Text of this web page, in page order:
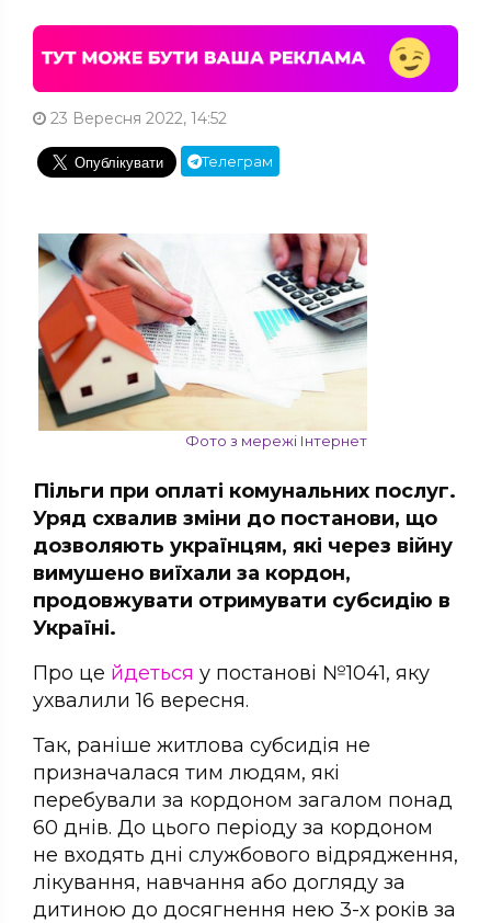
23 Вересня 2022, 14:52
Телеграм
Фото з мережі Інтернет
Пільги при оплаті комунальних послуг.
Уряд схвалив зміни до постанови, що
дозволяють українцям, які через війну
вимушено виїхали за кордон,
продовжувати отримувати субсидію в
Україні.
Про це йдеться у постанові №1041, яку
ухвалили 16 вересня.
Так, раніше житлова субсидія не
призначалася тим людям, які
перебували за кордоном загалом понад
60 днів. До цього періоду за кордоном
не входять дні службового відрядження,
лікування, навчання або догляду за
дитиною до досягнення нею 3-х років за